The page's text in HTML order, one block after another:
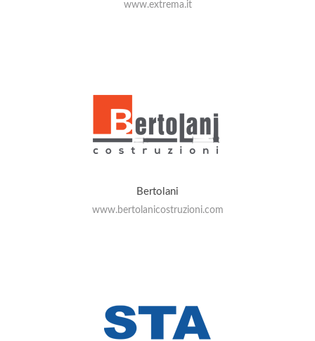
www.extrema.it
Bertolani
www.bertolanicostruzioni.com